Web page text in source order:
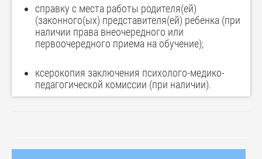
справку с места работы родителя(ей)
(законного(ых) представителя(ей) ребенка (при
наличии права внеочередного или
первоочередного приема на обучение);
ксерокопия заключения психолого-медико-
педагогической комиссии (при наличии).